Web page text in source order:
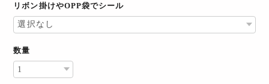
リボン掛けやOPP袋でシール
数量